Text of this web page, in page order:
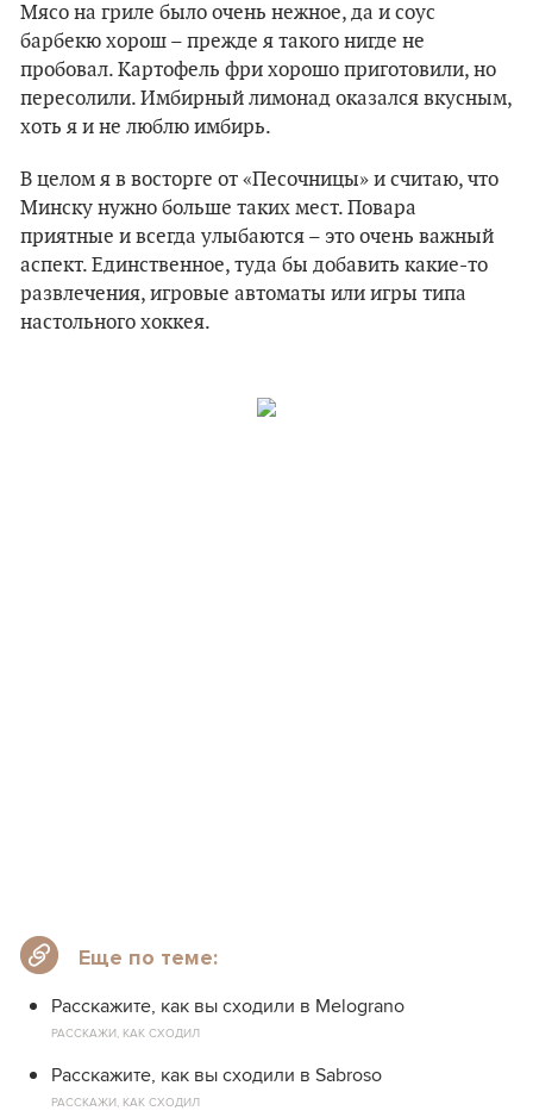
Мясо на гриле было очень нежное, да и соус
барбекю хорош – прежде я такого нигде не
пробовал. Картофель фри хорошо приготовили, но
пересолили. Имбирный лимонад оказался вкусным,
хоть я и не люблю имбирь.
В целом я в восторге от «Песочницы» и считаю, что
Минску нужно больше таких мест. Повара
приятные и всегда улыбаются – это очень важный
аспект. Единственное, туда бы добавить какие-то
развлечения, игровые автоматы или игры типа
настольного хоккея.
Еще по теме:
Расскажите, как вы сходили в Melograno
РАССКАЖИ, КАК СХОДИЛ
Расскажите, как вы сходили в Sabroso
РАССКАЖИ, КАК СХОДИЛ